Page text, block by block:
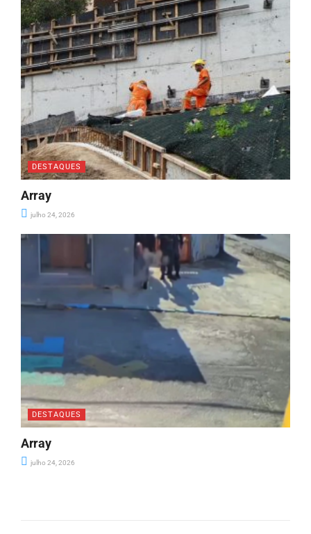
DESTAQUES
Array
julho 24, 2026
DESTAQUES
Array
julho 24, 2026